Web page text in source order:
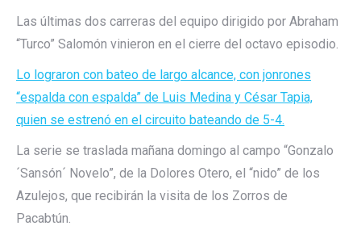
Las últimas dos carreras del equipo dirigido por Abraham
“Turco” Salomón vinieron en el cierre del octavo episodio.
Lo lograron con bateo de largo alcance, con jonrones
“espalda con espalda” de Luis Medina y César Tapia,
quien se estrenó en el circuito bateando de 5-4.
La serie se traslada mañana domingo al campo “Gonzalo
´Sansón´ Novelo”, de la Dolores Otero, el “nido” de los
Azulejos, que recibirán la visita de los Zorros de
Pacabtún.